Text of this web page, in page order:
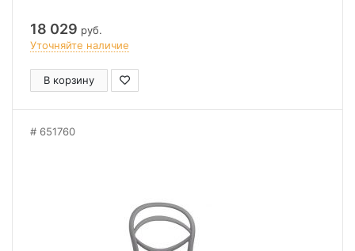
18 029 руб.
Уточняйте наличие
В корзину
651760